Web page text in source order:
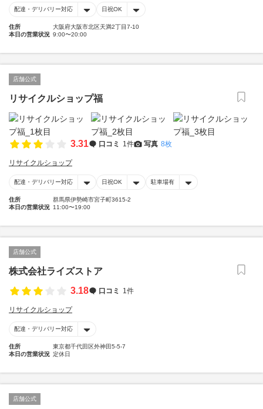
配達・デリバリー対応 日祝OK
住所
大阪府大阪市北区天満2丁目7-10
本日の営業状況 9:00〜20:00
店舗公式
リサイクルショップ福
3.31 口コミ 1件 写真 8枚
リサイクルショップ
配達・デリバリー対応 日祝OK 駐車場有
住所
群馬県伊勢崎市宮子町3615-2
本日の営業状況 11:00〜19:00
店舗公式
株式会社ライズストア
3.18
口コミ 1件
リサイクルショップ
配達・デリバリー対応
住所
東京都千代田区外神田5-5-7
本日の営業状況 定休日
店舗公式